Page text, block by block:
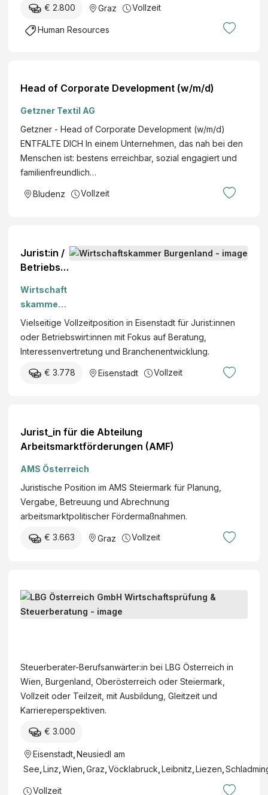
€ 2.800 Graz Vollzeit
Human Resources
Head of Corporate Development (w/m/d)
Getzner Textil AG
Getzner - Head of Corporate Development (w/m/d)
ENTFALTE DICH In einem Unternehmen, das nah bei den
Menschen ist: bestens erreichbar, sozial engagiert und
familienfreundlich…
Bludenz Vollzeit
Jurist:in /
Betriebsw
(m/w/d)
Wirtschaft
skammer
Burgenlan
Vielseitige Vollzeitposition in Eisenstadt für Jurist:innen
oder Betriebswirt:innen mit Fokus auf Beratung,
Interessenvertretung und Branchenentwicklung.
€ 3.778 Eisenstadt Vollzeit
Jurist_in für die Abteilung
Arbeitsmarktförderungen (AMF)
AMS Österreich
Juristische Position im AMS Steiermark für Planung,
Vergabe, Betreuung und Abrechnung
arbeitsmarktpolitischer Fördermaßnahmen.
€ 3.663 Graz Vollzeit
S
t
r
b
e
r
e
r
G
Ö
s
t
e
c
Steuerberater-Berufsanwärter:in bei LBG Österreich in
Wien, Burgenland, Oberösterreich oder Steiermark,
Vollzeit oder Teilzeit, mit Ausbildung, Gleitzeit und
Karriereperspektiven.
€ 3.000
Eisenstadt Neusiedl am
See Linz Wien Graz Vöcklabruck Leibnitz Liezen
Vollzeit